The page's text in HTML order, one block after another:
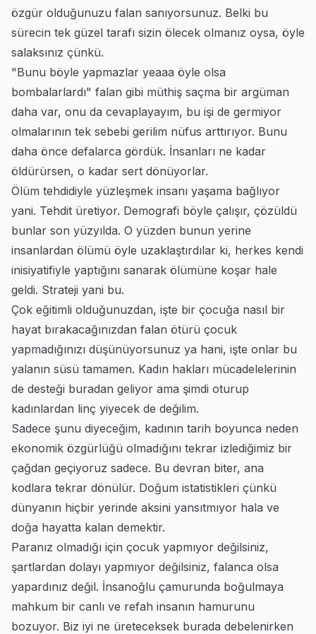
özgür olduğunuzu falan sanıyorsunuz. Belki bu
sürecin tek güzel tarafı sizin ölecek olmanız oysa, öyle
salaksınız çünkü.
"Bunu böyle yapmazlar yeaaa öyle olsa
bombalarlardı" falan gibi müthiş saçma bir argüman
daha var, onu da cevaplayayım, bu işi de germiyor
olmalarının tek sebebi gerilim nüfus arttırıyor. Bunu
daha önce defalarca gördük. İnsanları ne kadar
öldürürsen, o kadar sert dönüyorlar.
Ölüm tehdidiyle yüzleşmek insanı yaşama bağlıyor
yani. Tehdit üretiyor. Demografi böyle çalışır, çözüldü
bunlar son yüzyılda. O yüzden bunun yerine
insanlardan ölümü öyle uzaklaştırdılar ki, herkes kendi
inisiyatifiyle yaptığını sanarak ölümüne koşar hale
geldi. Strateji yani bu.
Çok eğitimli olduğunuzdan, işte bir çocuğa nasıl bir
hayat bırakacağınızdan falan ötürü çocuk
yapmadığınızı düşünüyorsunuz ya hani, işte onlar bu
yalanın süsü tamamen. Kadın hakları mücadelelerinin
de desteği buradan geliyor ama şimdi oturup
kadınlardan linç yiyecek de değilim.
Sadece şunu diyeceğim, kadının tarih boyunca neden
ekonomik özgürlüğü olmadığını tekrar izlediğimiz bir
çağdan geçiyoruz sadece. Bu devran biter, ana
kodlara tekrar dönülür. Doğum istatistikleri çünkü
dünyanın hiçbir yerinde aksini yansıtmıyor hala ve
doğa hayatta kalan demektir.
Paranız olmadığı için çocuk yapmıyor değilsiniz,
şartlardan dolayı yapmıyor değilsiniz, falanca olsa
yapardınız değil. İnsanoğlu çamurunda boğulmaya
mahkum bir canlı ve refah insanın hamurunu
bozuyor. Biz iyi ne üreteceksek burada debelenirken